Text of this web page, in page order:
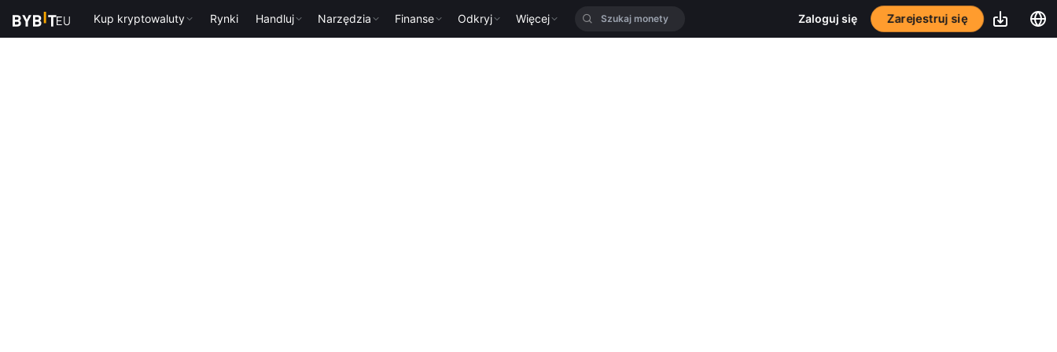
Kup kryptowaluty Rynki Handluj Narzędzia Finanse Odkryj Więcej Zaloguj się Zarejestruj się